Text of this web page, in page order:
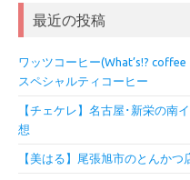
最近の投稿
ワッツコーヒー(What’s!?
スペシャルティコーヒー
【チェケレ】名古屋･新栄の南
想
【美はる】尾張旭市のとんか